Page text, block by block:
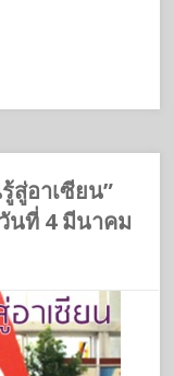
สู่อาเซียน”
นที่ 4 มีนาคม